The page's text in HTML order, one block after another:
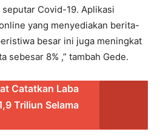
Covid-19. Aplikasi
yang menyediakan berita-
besar ini juga meningkat
sebesar 8% ,” tambah Gede.
Catatkan Laba
Triliun Selama